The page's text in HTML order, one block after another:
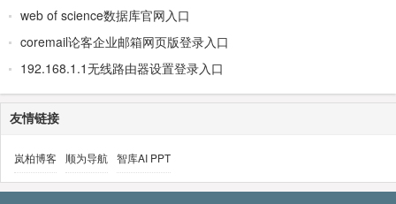
web of science数据库官网入口
coremail论客企业邮箱网页版登录入口
192.168.1.1无线路由器设置登录入口
友情链接
岚柏博客 顺为导航 智库AI PPT